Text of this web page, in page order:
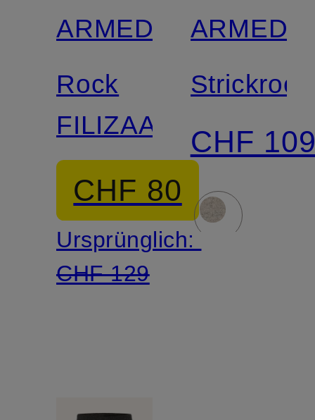
ARMEDANGELS
Rock
FILIZAA
CHF 80
Ursprünglich:
CHF 129
Zertifiziert
Strickrock
CHF